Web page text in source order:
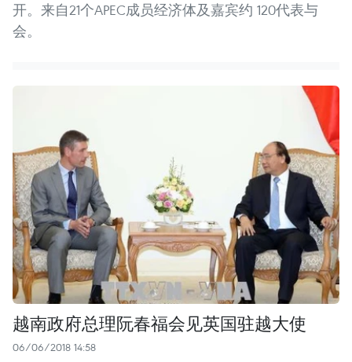
开。来自21个APEC成员经济体及嘉宾约 120代表与
会。
越南政府总理阮春福会见英国驻越大使
06/06/2018 14:58